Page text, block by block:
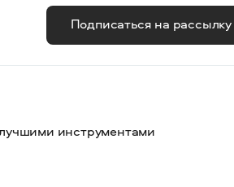
Подписаться на рассылку
инструментами